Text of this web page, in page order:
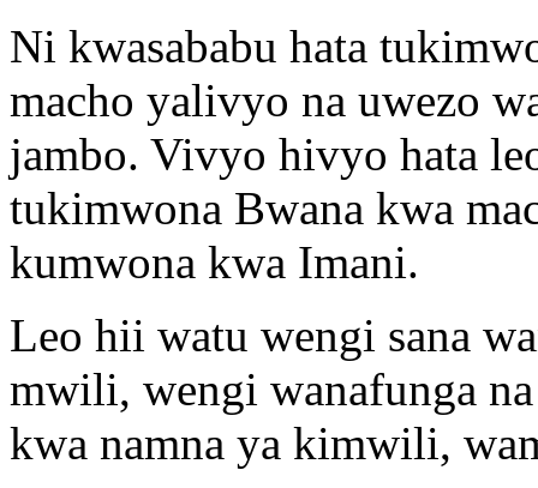
Ni kwasababu hata
macho yalivyo na uwezo
jambo. Vivyo hivyo hata
tukimwona Bwana kwa
kumwona kwa Imani.
Leo hii watu wengi sana
mwili, wengi wanafunga
kwa namna ya kimwili,